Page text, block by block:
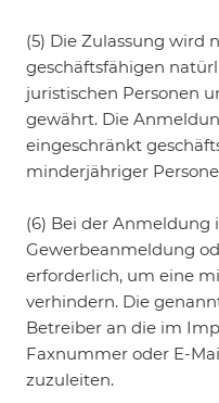
(5) Die Zulassung wird
geschäftsfähigen
juristischen Personen
gewährt. Die
eingeschränkt
minderjähriger
(6) Bei der Anmeldung
Gewerbeanmeldung
erforderlich, um eine
verhindern. Die
Betreiber an die im
Faxnummer oder E-
zuzuleiten.